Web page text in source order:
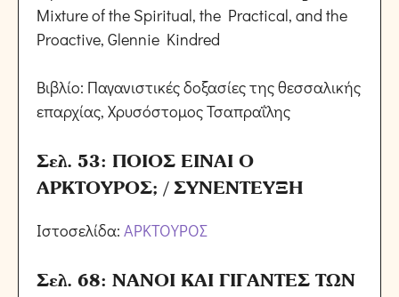
Mixture of the Spiritual, the Practical, and the
Proactive, Glennie Kindred
Βιβλίο: Παγανιστικές δοξασίες της θεσσαλικής
επαρχίας, Χρυσόστομος Τσαπραΐλης
Σελ. 53: ΠΟΙΟΣ ΕΙΝΑΙ Ο
ΑΡΚΤΟΥΡΟΣ; / ΣΥΝΕΝΤΕΥΞΗ
Ιστοσελίδα:ΑΡΚΤΟΥΡΟΣ
Σελ. 68: ΝΑΝΟΙ ΚΑΙ ΓΙΓΑΝΤΕΣ ΤΩΝ